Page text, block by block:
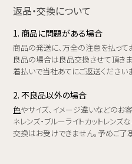
返品・交換について
1. 商品に問題がある場合
商品の発送に、万全の注意を払って
良品の場合は良品交換させて頂き
着払いで当社あてにご返送ください
2. 不良品以外の場合
色やサイズ、イメージ違いなどのお
ネレンズ・ブルーライトカットレン
交換はお受けできません。予めご了